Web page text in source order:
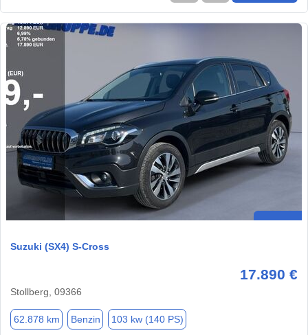
Suzuki (SX4) S-Cross
17.890 €
Stollberg, 09366
62.878 km Benzin 103 kw (140 PS)